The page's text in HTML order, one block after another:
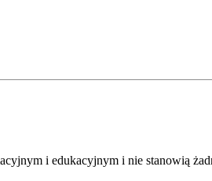
i edukacyjnym i nie stanowią